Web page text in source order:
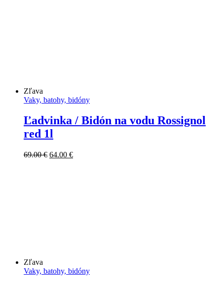
Zľava
Vaky, batohy, bidóny
Ľadvinka / Bidón na vodu Rossignol
red 1l
69.00€ Pôvodná
64.00 €Aktuálna
Zľava
Vaky, batohy, bidóny